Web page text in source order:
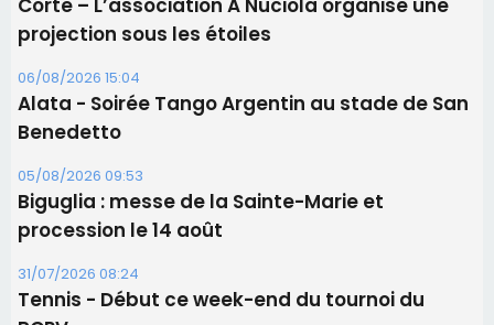
Corte – L’association A Nuciola organise une
projection sous les étoiles
06/08/2026 15:04
Alata - Soirée Tango Argentin au stade de San
Benedetto
05/08/2026 09:53
Biguglia : messe de la Sainte-Marie et
procession le 14 août
31/07/2026 08:24
Tennis - Début ce week-end du tournoi du